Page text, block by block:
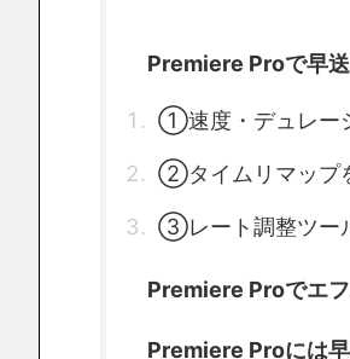
Premiere Proで早
①速度・デュレー
②タイムリマップ
③レート調整ツー
Premiere Proでエ
Premiere Proには